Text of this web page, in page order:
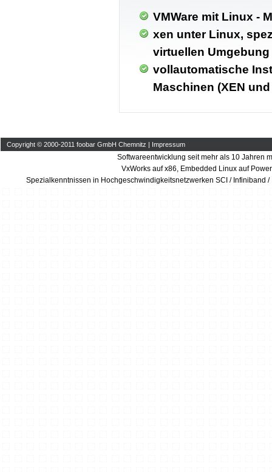
VMWare mit Linux -
xen unter Linux,
virtuellen Umgebung
vollautomatische
Maschinen (XEN und
Copyright © 2000-2011 foobar GmbH Chemnitz | Impressum
Softwareentwicklung seit mehr als 10 Jahren
VxWorks auf x86, Embedded Linux auf
Spezialkenntnissen in Hochgeschwindigkeitsnetzwerken SCI / Infiniband